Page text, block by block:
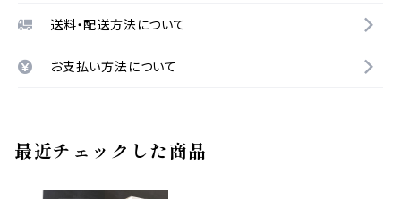
送料・配送方法について
お支払い方法について
最近チェックした商品